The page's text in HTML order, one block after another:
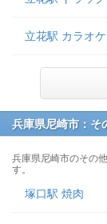
立花駅 カラオ
兵庫県尼崎市：そ
兵庫県尼崎市のその
す。
塚口駅 焼肉